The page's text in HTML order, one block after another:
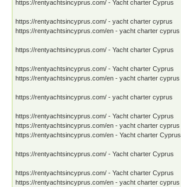
https://rentyachtsincyprus.com/ - Yacht charter Cyprus
https://rentyachtsincyprus.com/ - yacht charter cyprus
https://rentyachtsincyprus.com/en - yacht charter cyprus
https://rentyachtsincyprus.com/ - Yacht charter Cyprus
https://rentyachtsincyprus.com/ - Yacht charter Cyprus
https://rentyachtsincyprus.com/en - yacht charter cyprus
https://rentyachtsincyprus.com/ - yacht charter cyprus
https://rentyachtsincyprus.com/ - Yacht charter Cyprus
https://rentyachtsincyprus.com/en - yacht charter cyprus
https://rentyachtsincyprus.com/en - Yacht charter Cyprus
https://rentyachtsincyprus.com/ - Yacht charter Cyprus
https://rentyachtsincyprus.com/ - Yacht charter Cyprus
https://rentyachtsincyprus.com/en - yacht charter cyprus